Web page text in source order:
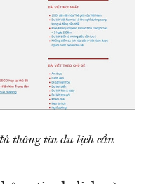
thông tin du lịch cần